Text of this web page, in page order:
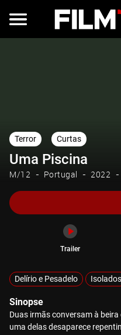
Terror Curtas
Uma Piscina
M/12 Portugal 2022
Trailer
Delírio e Pesadelo Isolados
Sinopse
Duas irmãs conversam à
uma delas desaparece